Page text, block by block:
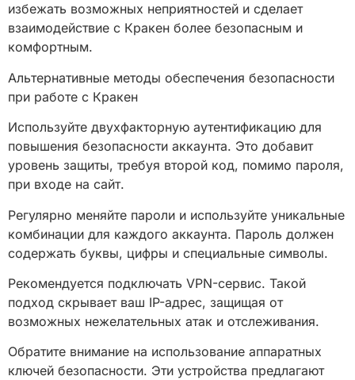
избежать возможных неприятностей и сделает
взаимодействие с Кракен более безопасным и
комфортным.
Альтернативные методы обеспечения безопасности
при работе с Кракен
Используйте двухфакторную аутентификацию для
повышения безопасности аккаунта. Это добавит
уровень защиты, требуя второй код, помимо пароля,
при входе на сайт.
Регулярно меняйте пароли и используйте уникальные
комбинации для каждого аккаунта. Пароль должен
содержать буквы, цифры и специальные символы.
Рекомендуется подключать VPN-сервис. Такой
подход скрывает ваш IP-адрес, защищая от
возможных нежелательных атак и отслеживания.
Обратите внимание на использование аппаратных
ключей безопасности. Эти устройства предлагают